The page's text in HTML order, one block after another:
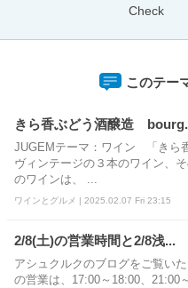
Check
このテー
きら香ぶどう酒醸造
JUGEMテーマ：ワイン 「きら
ヴィンテージの３本のワイン、
のワインは、 ...
ワインとグルメ | 2025.02.07 Fri 23:15
2/8(土)の営業時間と2/8浅...
アシュクルクのブログをご覧い
の営業は、17:00～18:00、21:00